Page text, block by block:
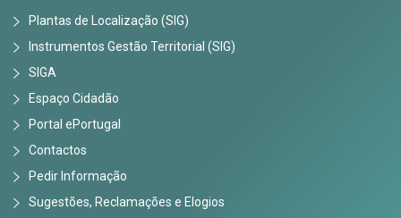
Plantas de Localização (SIG)
Instrumentos Gestão Territorial (SIG)
SIGA
Espaço Cidadão
Portal ePortugal
Contactos
Pedir Informação
Sugestões, Reclamações e Elogios